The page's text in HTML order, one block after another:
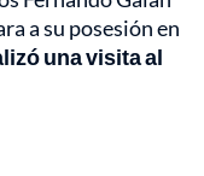
a su posesión en
una visita al